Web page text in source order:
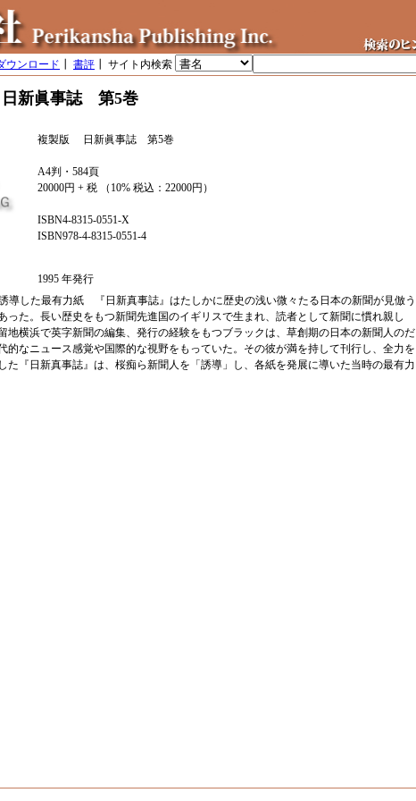
ウンロード 書評 ┃ サイト内検索
新眞事誌 第5巻
複製版 日新眞事誌 第5巻
A4判・584頁
20000円 + 税 （10% 税込：22000円）
ISBN4-8315-0551-X
ISBN978-4-8315-0551-4
1995 年発行
導した最有力紙 『日新真事誌』はたしかに歴史の浅い微々たる日本の新聞が見倣う
った。長い歴史をもつ新聞先進国のイギリスで生まれ、読者として新聞に慣れ親し
地横浜で英字新聞の編集、発行の経験をもつブラックは、草創期の日本の新聞人のだ
的なニュース感覚や国際的な視野をもっていた。その彼が満を持して刊行し、全力を
た『日新真事誌』は、桜痴ら新聞人を「誘導」し、各紙を発展に導いた当時の最有力